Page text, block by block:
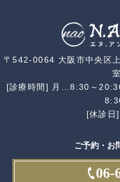
〒542-0064 大阪市中央区
[診療時間] 月…8:30～
[休診日
ご予約・お
06-